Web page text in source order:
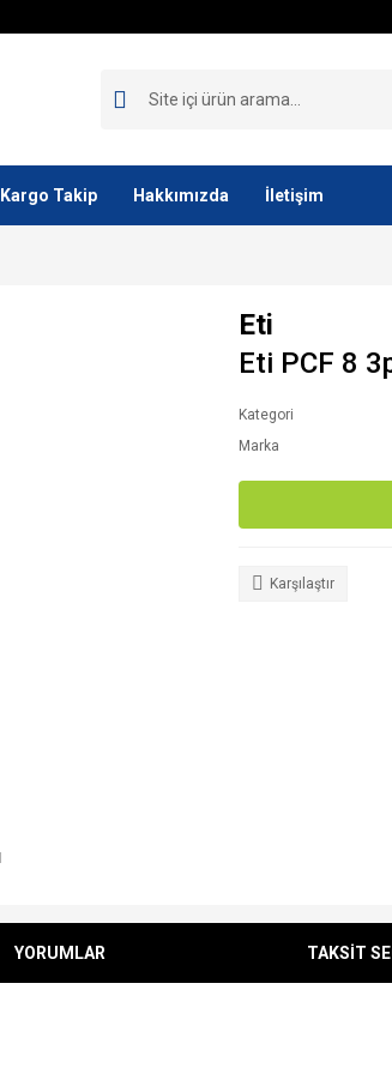
Kargo Takip Hakkımızda İletişim
Eti
Eti PCF 8
Kategori
Marka
Karşılaştır
YORUMLAR TAKSİT